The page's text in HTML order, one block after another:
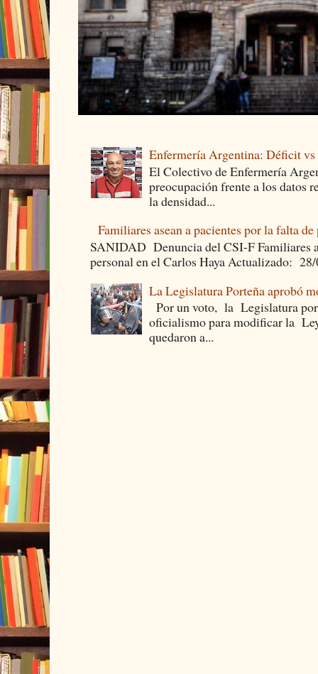
Enfermería Argentina: Déficit
El Colectivo de Enfermería
preocupación frente a los datos
la densidad...
Familiares asean a pacientes por la falta
SANIDAD Denuncia del CSI-F Familiares
personal en el Carlos Haya Actualizado:
La Legislatura Porteña aprobó
Por un voto, la Legislatura
oficialismo para modificar la
quedaron a...